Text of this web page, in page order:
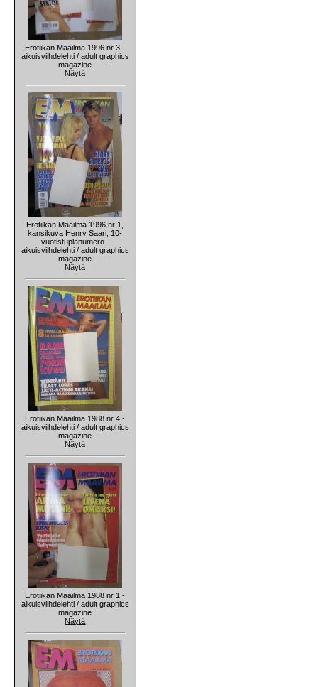
Erotiikan Maailma 1996 nr 3 -
aikuisviihdelehti / adult graphics
magazine
Näytä
Erotiikan Maailma 1996 nr 1,
kansikuva Henry Saari, 10-
vuotistuplanumero -
aikuisviihdelehti / adult graphics
magazine
Näytä
Erotiikan Maailma 1988 nr 4 -
aikuisviihdelehti / adult graphics
magazine
Näytä
Erotiikan Maailma 1988 nr 1 -
aikuisviihdelehti / adult graphics
magazine
Näytä